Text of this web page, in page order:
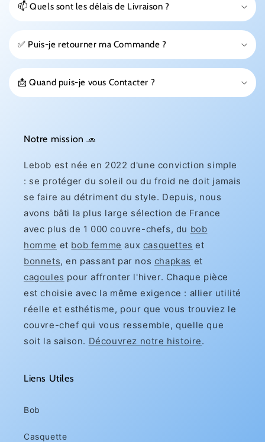
📫 Quels sont les délais de Livraison ?
✅ Puis-je retourner ma Commande ?
📩 Quand puis-je vous Contacter ?
Notre mission 🧢
Lebob est née en 2022 d'une conviction simple
: se protéger du soleil ou du froid ne doit jamais
se faire au détriment du style. Depuis, nous
avons bâti la plus large sélection de France
avec plus de 1 000 couvre-chefs, du bob
homme et bob femme aux casquettes et
bonnets, en passant par nos chapkas et
cagoules pour affronter l'hiver. Chaque pièce
est choisie avec la même exigence : allier utilité
réelle et esthétisme, pour que vous trouviez le
couvre-chef qui vous ressemble, quelle que
soit la saison. Découvrez notre histoire.
Liens Utiles
Bob
Casquette